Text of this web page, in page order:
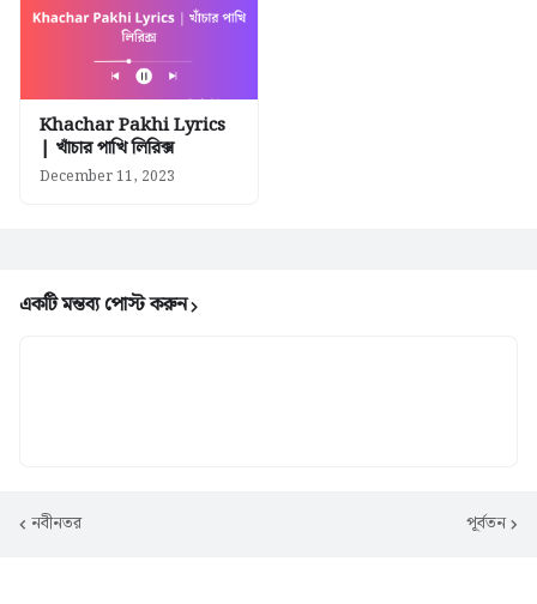
Khachar Pakhi Lyrics
| খাঁচার পাখি লিরিক্স
December 11, 2023
একটি মন্তব্য পোস্ট করুন
নবীনতর পূর্বতন